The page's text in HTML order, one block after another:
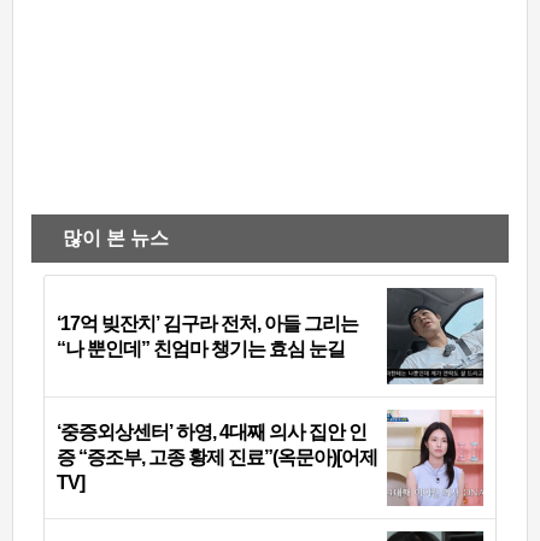
많이 본 뉴스
‘17억 빚잔치’ 김구라 전처, 아들 그리는
“나 뿐인데” 친엄마 챙기는 효심 눈길
‘중증외상센터’ 하영, 4대째 의사 집안 인
증 “증조부, 고종 황제 진료”(옥문아)[어제
TV]